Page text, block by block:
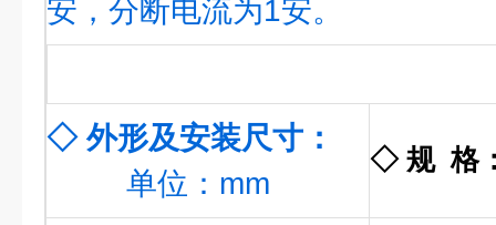
安，分断电流为1安。
◇ 外形及安装尺寸：
单位：mm
◇ 规 格